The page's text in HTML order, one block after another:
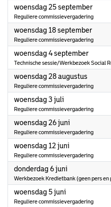
woensdag 25 september2024
Reguliere commissievergadering
woensdag 18 september2024
Reguliere commissievergadering
woensdag 4 september2024
Technische sessie/Werkbezoek Social
woensdag 28 augustus
Reguliere commissievergadering
woensdag 3 juli
Reguliere commissievergadering
woensdag 26 juni
Reguliere commissievergadering
woensdag 12 juni
Reguliere commissievergadering
donderdag 6 juni
Werkbezoek Kredietbank (geen pers en
woensdag 5 juni
Reguliere commissievergadering